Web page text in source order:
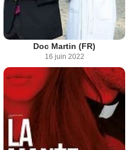
Doc Martin (FR)
16 juin 2022